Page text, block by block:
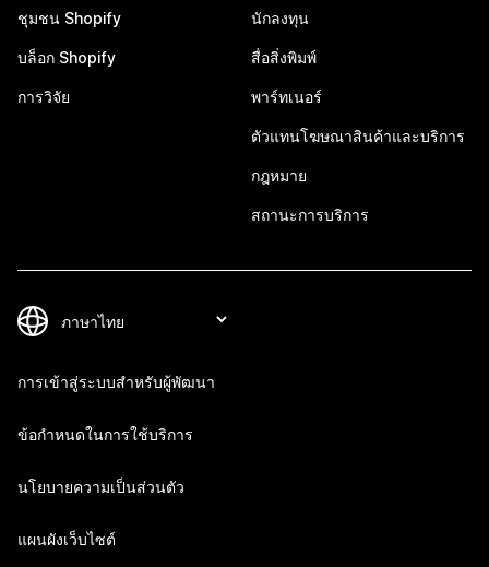
ชุมชน Shopify
บล็อก Shopify
การวิจัย
นักลงทุน
สื่อสิ่งพิมพ์
พาร์ทเนอร์
ตัวแทนโฆษณาสินค้าและบริการ
กฎหมาย
สถานะการบริการ
การเข้าสู่ระบบสำหรับผู้พัฒนา
ข้อกำหนดในการใช้บริการ
นโยบายความเป็นส่วนตัว
แผนผังเว็บไซต์